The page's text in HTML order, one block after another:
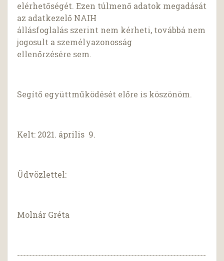
elérhetőségét. Ezen túlmenő adatok megadását
az adatkezelő NAIH
állásfoglalás szerint nem kérheti, továbbá nem
jogosult a személyazonosság
ellenőrzésére sem.
Segítő együttműködését előre is köszönöm.
Kelt: 2021. április 9.
Üdvözlettel:
Molnár Gréta
---------------------------------------------------------------